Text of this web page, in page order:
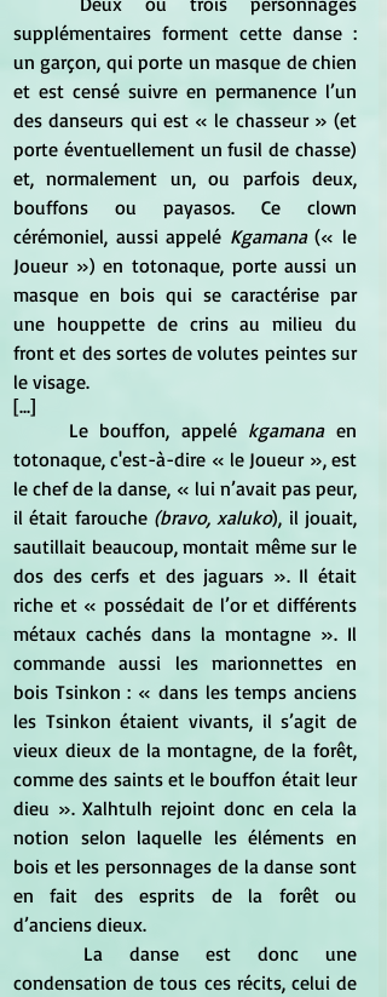
supplémentaires forment cette danse :
un garçon, qui porte un masque de chien
et est censé suivre en permanence l’un
des danseurs qui est « le chasseur » (et
porte éventuellement un fusil de chasse)
et, normalement un, ou parfois deux,
bouffons ou payasos. Ce clown
cérémoniel, aussi appelé Kgamana (« le
Joueur ») en totonaque, porte aussi un
masque en bois qui se caractérise par
une houppette de crins au milieu du
front et des sortes de volutes peintes sur
le visage.
[...]
	Le bouffon, appelé
kgamana en
totonaque, c'est-à-dire « le Joueur », est
le chef de la danse, « lui n’avait pas peur,
il était farouche (bravo, xaluko), il jouait,
sautillait beaucoup, montait même sur le
dos des cerfs et des jaguars ». Il était
riche et « possédait de l’or et différents
métaux cachés dans la montagne ». Il
commande aussi les marionnettes en
bois Tsinkon : « dans les temps anciens
les Tsinkon étaient vivants, il s’agit de
vieux dieux de la montagne, de la forêt,
comme des saints et le bouffon était leur
dieu ». Xalhtulh rejoint donc en cela la
notion selon laquelle les éléments en
bois et les personnages de la danse sont
en fait des esprits de la forêt ou
d’anciens dieux.
condensation de tous ces récits, celui de